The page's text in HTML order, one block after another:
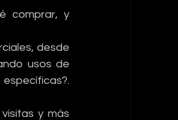
comprar, y
desde
usos de
y más